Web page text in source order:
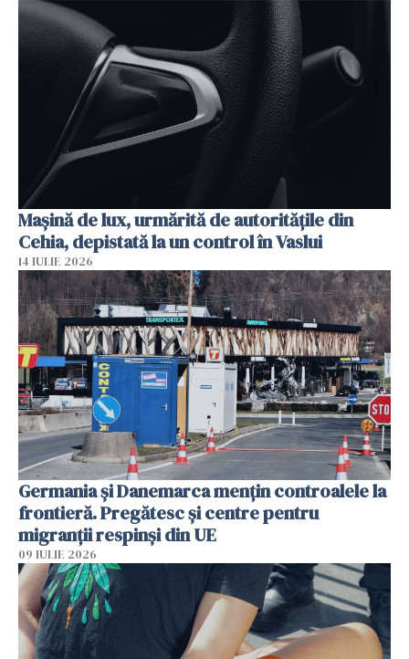
Mașină de lux, urmărită de autoritățile din
Cehia, depistată la un control în Vaslui
14 IULIE 2026
Germania și Danemarca mențin controalele la
frontieră. Pregătesc și centre pentru
migranții respinși din UE
09 IULIE 2026